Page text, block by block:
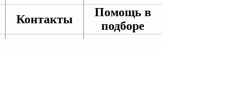
Контакты
Помощь в
подборе